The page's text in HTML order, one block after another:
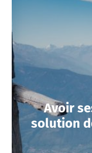
Avoir
solution